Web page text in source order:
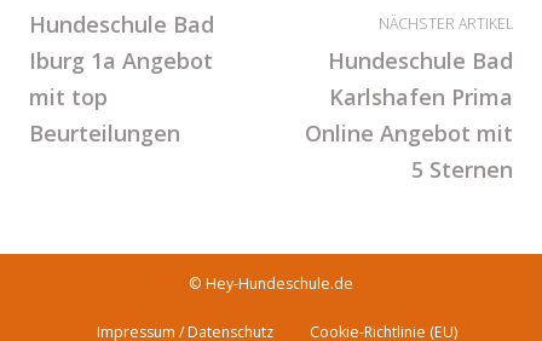
Hundeschule Bad
Iburg 1a Angebot
mit top
Beurteilungen
NÄCHSTER ARTIKEL
Hundeschule Bad
Karlshafen Prima
Online Angebot mit
5 Sternen
© Hey-Hundeschule.de
Impressum / Datenschutz Cookie-Richtlinie (EU)